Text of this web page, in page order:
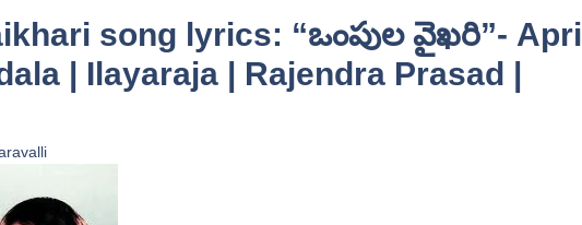
song lyrics: “ఒంపుల వైఖరి”- April
| Ilayaraja | Rajendra Prasad |